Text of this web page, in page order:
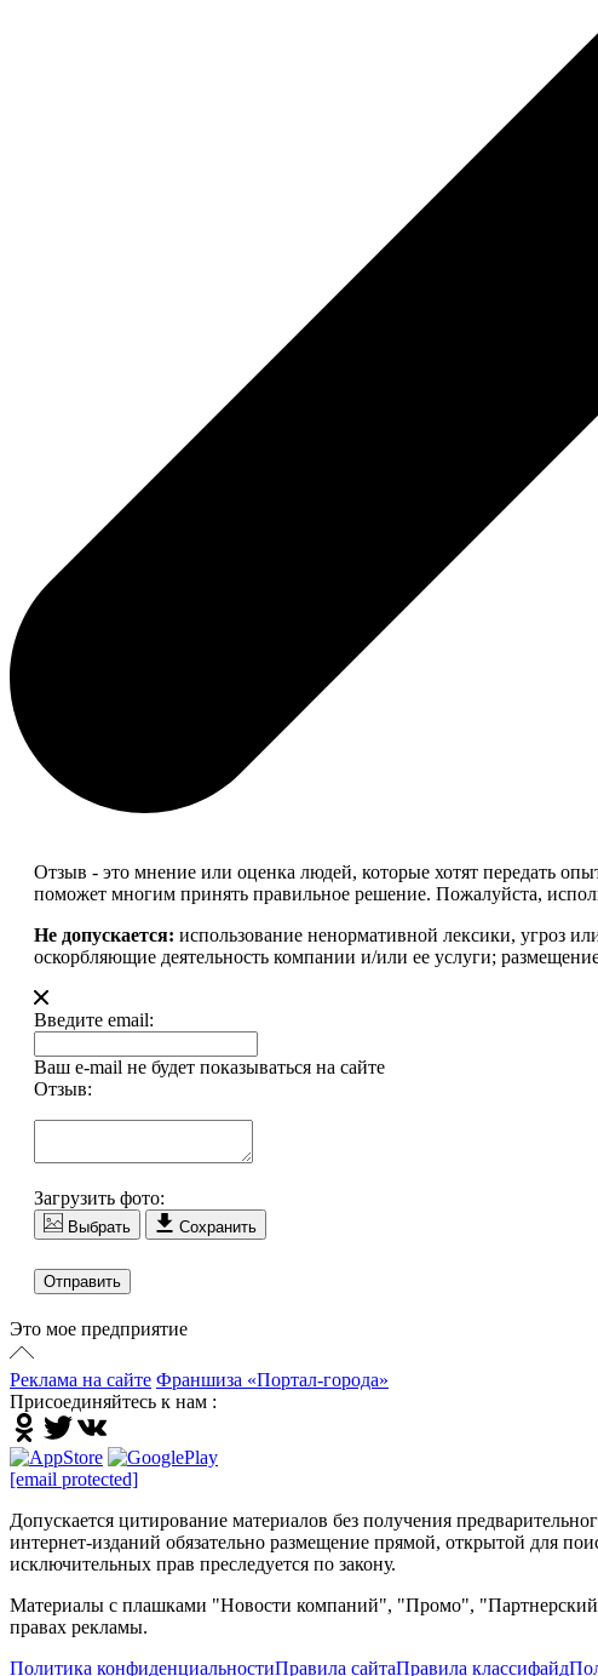
Отзыв - это мнение или оценка людей, которые хотят передать
поможет многим принять правильное решение. Пожалуйста,
Не допускается: использование ненормативной лексики, угроз
оскорбляющие деятельность компании и/или ее услуги;
Введите email:
Ваш e-mail не будет показываться на сайте
Отзыв:
Загрузить фото:
Выбрать Сохранить
Отправить
Это мое предприятие
Реклама на сайте Франшиза «Портал-города»
Присоединяйтесь к нам :
[email protected]
Допускается цитирование материалов без получения
интернет-изданий обязательно размещение прямой, открытой для
исключительных прав преследуется по закону.
Материалы с плашками "Новости компаний", "Промо",
правах рекламы.
Политика конфиденциальностиПравила сайтаПравила классифайд